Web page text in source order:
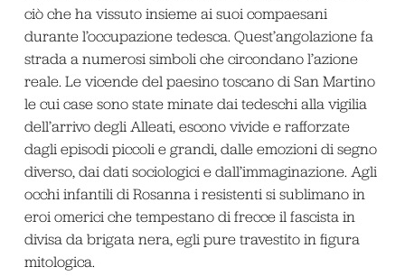
ciò che ha vissuto insieme ai suoi compaesani
durante l’occupazione tedesca. Quest’angolazione fa
strada a numerosi simboli che circondano l’azione
reale. Le vicende del paesino toscano di San Martino
le cui case sono state minate dai tedeschi alla vigilia
dell’arrivo degli Alleati, escono vivide e rafforzate
dagli episodi piccoli e grandi, dalle emozioni di segno
diverso, dai dati sociologici e dall’immaginazione. Agli
occhi infantili di Rosanna i resistenti si sublimano in
eroi omerici che tempestano di frecce il fascista in
divisa da brigata nera, egli pure travestito in figura
mitologica.